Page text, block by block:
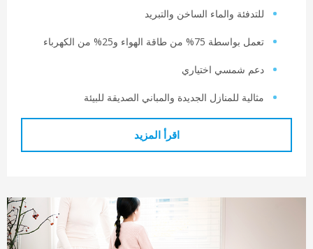
والماء الساخن والتبريد
بواسطة 75% من طاقة الهواء و25% من الكهرباء
شمسي اختياري
للمنازل الجديدة والمباني الصديقة للبيئة